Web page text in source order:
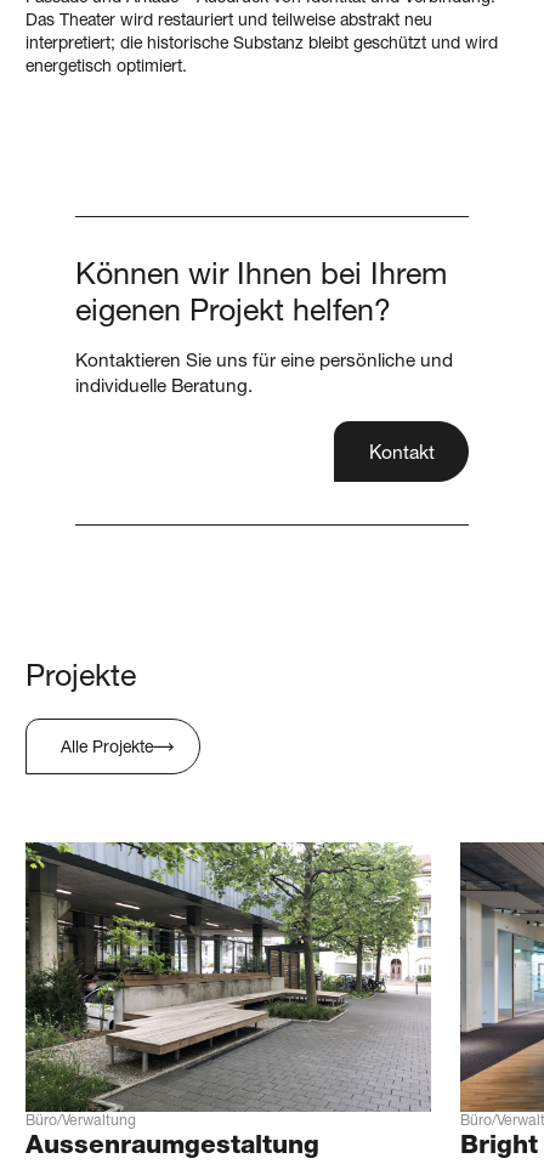
Das Theater wird restauriert und teilweise abstrakt neu
interpretiert; die historische Substanz bleibt geschützt und wird
energetisch optimiert.
Können wir Ihnen bei Ihrem
eigenen Projekt helfen?
Kontaktieren Sie uns für eine persönliche und
individuelle Beratung.
Kontakt
Projekte
Alle Projekte
Büro/Verwaltung
Aussen­raum­gestaltung
Büro/
Bright